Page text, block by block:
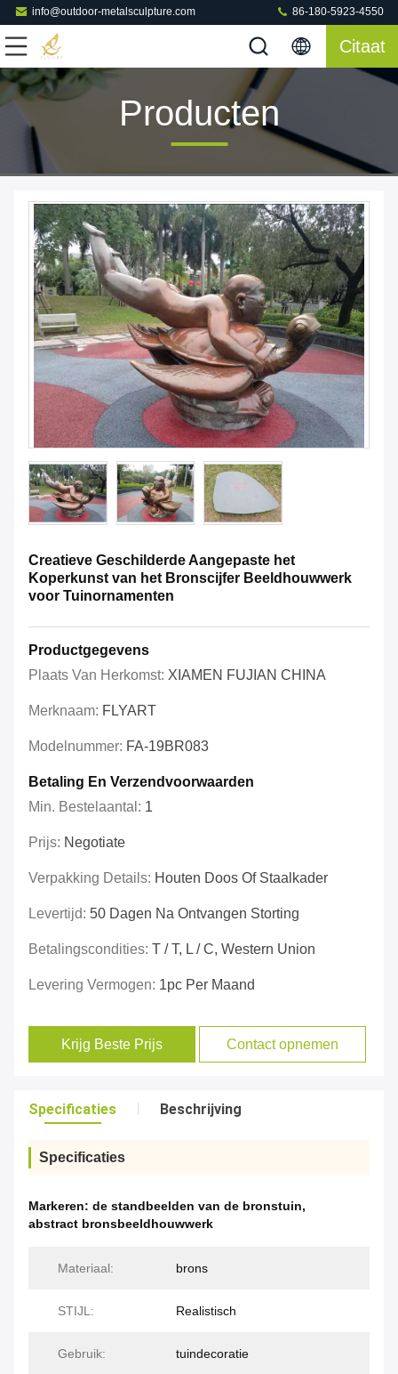
info@outdoor-metalsculpture.com 86-180-5923-4550
Citaat
Producten
Creatieve Geschilderde Aangepaste het
Koperkunst van het Bronscijfer Beeldhouwwerk
voor Tuinornamenten
Productgegevens
Plaats Van Herkomst: XIAMEN FUJIAN CHINA
Merknaam: FLYART
Modelnummer: FA-19BR083
Betaling En Verzendvoorwaarden
Min. Bestelaantal: 1
Prijs: Negotiate
Verpakking Details: Houten Doos Of Staalkader
Levertijd: 50 Dagen Na Ontvangen Storting
Betalingscondities: T / T, L / C, Western Union
Levering Vermogen: 1pc Per Maand
Krijg Beste Prijs Contact opnemen
Specificaties Beschrijving
Specificaties
Markeren: de standbeelden van de bronstuin,
abstract bronsbeeldhouwwerk
Materiaal: brons
STIJL: Realistisch
Gebruik: tuindecoratie